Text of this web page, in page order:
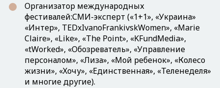
Организатор международных
фестивалей:СМИ-эксперт («1+1», «Украина»
«Интер», TEDxIvanoFrankivskWomen», «Marie
Claire», «Like», «The Point», «KFundMedia»,
«tWorked», «Обозреватель», «Управление
персоналом», «Лиза», «Мой ребенок», «Колесо
жизни», «Хочу», «Единственная», «Теленеделя»
и многие другие).